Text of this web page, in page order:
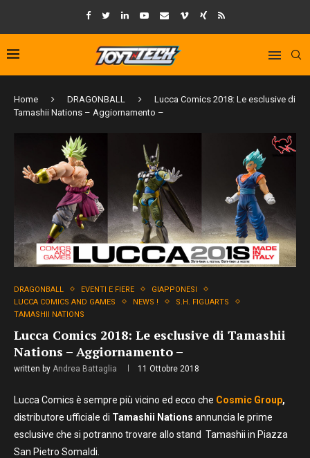
Home DRAGONBALL
Lucca Comics 2018: Le esclusive di
Tamashii Nations – Aggiornamento –
DRAGONBALL EVENTI E FIERE
GIAPPONESI
LUCCA COMICS AND GAMES
NEWS !
S.H. FIGUARTS
TAMASHII NATIONS
Lucca Comics 2018: Le esclusive di Tamashii
Nations – Aggiornamento –
written by Andrea Battaglia 11 Ottobre 2018
Lucca Comics è sempre più vicino ed ecco che Cosmic Group,
distributore ufficiale di Tamashii Nations annuncia le prime
esclusive che si potranno trovare allo stand Tamashii in Piazza
San Pietro Somaldi.